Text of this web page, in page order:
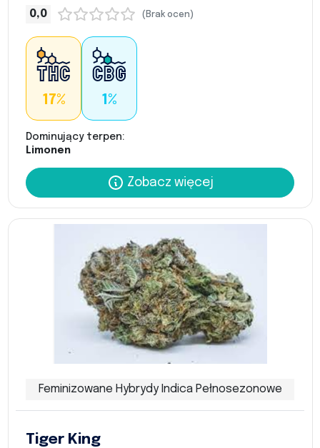
0,0 (Brak ocen)
17% 1%
Dominujący terpen:
Limonen
Zobacz więcej
Feminizowane Hybrydy Indica Pełnosezonowe
Tiger King